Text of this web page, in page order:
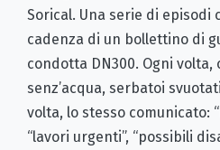
Sorical. Una serie di episodi
cadenza di un bollettino di
condotta DN300. Ogni
senz’acqua, serbatoi
volta, lo stesso comunicato:
“lavori urgenti”, “possibili